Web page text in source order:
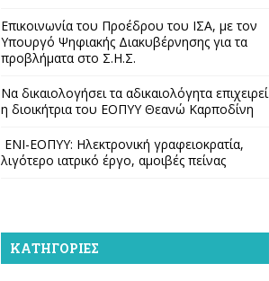
Επικοινωνία του Προέδρου του ΙΣΑ, με τον
Υπουργό Ψηφιακής Διακυβέρνησης για τα
προβλήματα στο Σ.Η.Σ.
Να δικαιολογήσει τα αδικαιολόγητα επιχειρεί
η διοικήτρια του ΕΟΠΥΥ Θεανώ Καρποδίνη
ΕΝΙ-ΕΟΠΥΥ: Ηλεκτρονική γραφειοκρατία,
λιγότερο ιατρικό έργο, αμοιβές πείνας
KΑΤΗΓΟΡΊΕΣ